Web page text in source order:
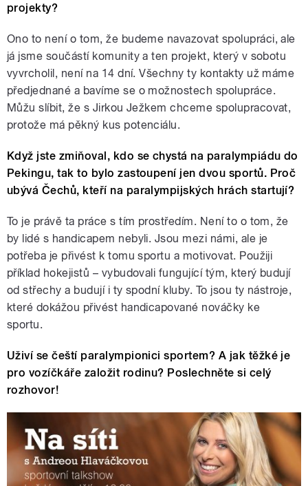
projekty?
Ono to není o tom, že budeme navazovat spolupráci, ale
já jsme součástí komunity a ten projekt, který v sobotu
vyvrcholil, není na 14 dní. Všechny ty kontakty už máme
předjednané a bavíme se o možnostech spolupráce.
Můžu slíbit, že s Jirkou Ježkem chceme spolupracovat,
protože má pěkný kus potenciálu.
Když jste zmiňoval, kdo se chystá na paralympiádu do
Pekingu, tak to bylo zastoupení jen dvou sportů. Proč
ubývá Čechů, kteří na paralympijských hrách startují?
To je právě ta práce s tím prostředím. Není to o tom, že
by lidé s handicapem nebyli. Jsou mezi námi, ale je
potřeba je přivést k tomu sportu a motivovat. Použiji
příklad hokejistů – vybudovali fungující tým, který budují
od střechy a budují i ty spodní kluby. To jsou ty nástroje,
které dokážou přivést handicapované nováčky ke
sportu.
Uživí se čeští paralympionici sportem? A jak těžké je
pro vozíčkáře založit rodinu? Poslechněte si celý
rozhovor!